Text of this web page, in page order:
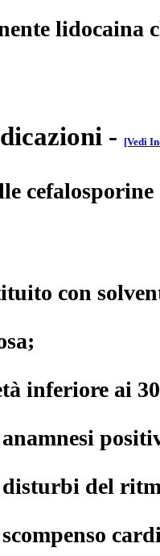
- [Vedi
con
inferiore ai
disturbi del